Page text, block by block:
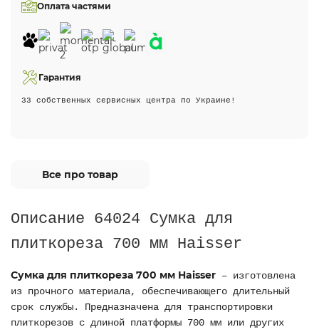
Оплата частями
Гарантия
33 собственных сервисных центра по Украине!
Все про товар
Описание 64024 Сумка для
плиткореза 700 мм Haisser
Сумка для плиткореза 700 мм Haisser – изготовлена
из прочного материала, обеспечивающего длительный
срок службы. Предназначена для транспортировки
плиткорезов с длиной платформы 700 мм или других